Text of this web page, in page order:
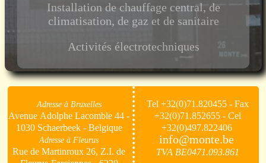
Installation de chauffage central, de
climatisation, de gaz et de sanitaire
Activités électrotechniques
Adresse à Bruxelles
Avenue Adolphe Lacomble 44 -
1030 Schaerbeek - Belgique
Adresse à Fleurus
Rue de Martinroux 26, Z.I. de
Tel +32(0)71.820455 - Fax
+32(0)71.852655 - Cel
+32(0)497.822406
info@monte.be
TVA BE0471.093.861